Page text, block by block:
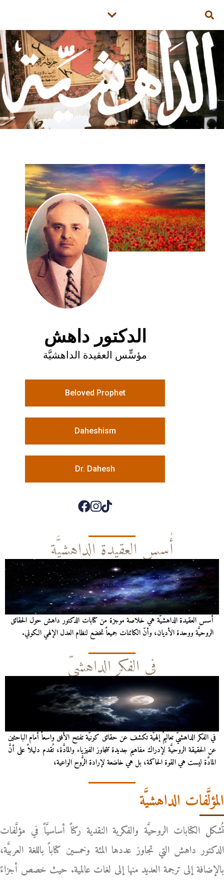
الدكتور داهش
مؤسٍّس العقيدة الداهشيَّة
Beloved Prophet
Daheshism
Dr. Dahesh
أُسس العقيدة الداهشيَّة
أُسس العقيدة الداهشيّة هي خلاصة موجزة من كتابات الدكتور داهش حول الحقائق
الروحيَّة ووحدة الأديان، وأنّ الكائنات جميعاً تخضع لنظام العدل الإلهي الكوني.
في الفكر الداهشيّ
في الفكر الداهشيّ تعاليمٌ إلهيَّة تكشف عن حقائق كونيَّة تفتح الأفق واسعاً أمام الباحثين
عن الحقيقة الروحيَّة لإدراك مفاهيم جديدة تتجاوز الفيزياء والمادَّة، تُقدم دليلاً على أنَّ
المادَّة ليست هي القوة الحاكمة، بل هي خاضعة لإرادة الرُّوح الواعية،
المؤلَّفات الداهشيَّة
تُشكل الكتابات الروحيَّة والفكرية النقدية ركناً أساسيَّاً في مؤلَّفات
الدكتور داهش التي تجاوز عددها المئة وخمسين كتاباً باللغة العربيَّة،
بالإضافة إلى ترجمة العديد منها إلى لغات عالمية. حيث خصص أجزاءً